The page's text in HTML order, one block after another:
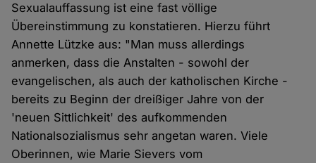
Sexualauffassung ist eine fast völlige
Übereinstimmung zu konstatieren. Hierzu führt
Annette Lützke aus: "Man muss allerdings
anmerken, dass die Anstalten - sowohl der
evangelischen, als auch der katholischen Kirche -
bereits zu Beginn der dreißiger Jahre von der
'neuen Sittlichkeit' des aufkommenden
Nationalsozialismus sehr angetan waren. Viele
Oberinnen, wie Marie Sievers vom